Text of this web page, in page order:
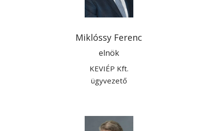
Miklóssy Ferenc
elnök
KEVIÉP Kft.
ügyvezető